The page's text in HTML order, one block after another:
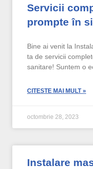
Servicii
prompte în
Bine ai venit la
ta de servicii
sanitare! Suntem o
CITESTE MAI MULT »
octombrie 28, 2023
Instalare